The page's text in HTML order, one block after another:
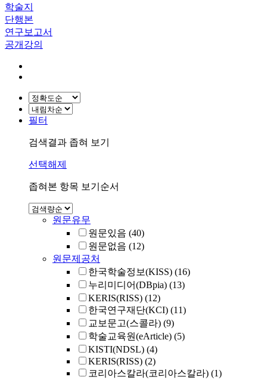
학술지
단행본
연구보고서
공개강의
필터
검색결과 좁혀 보기
선택해제
좁혀본 항목 보기순서
원문유무
원문있음 (40)
원문없음 (12)
원문제공처
한국학술정보(KISS) (16)
누리미디어(DBpia) (13)
KERIS(RISS) (12)
한국연구재단(KCI) (11)
교보문고(스콜라) (9)
학술교육원(eArticle) (5)
KISTI(NDSL) (4)
KERIS(RISS) (2)
코리아스칼라(코리아스칼라) (1)